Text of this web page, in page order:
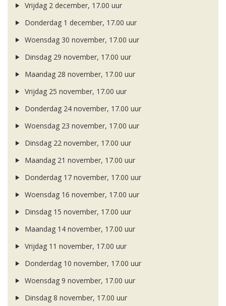
Vrijdag 2 december, 17.00 uur
Donderdag 1 december, 17.00 uur
Woensdag 30 november, 17.00 uur
Dinsdag 29 november, 17.00 uur
Maandag 28 november, 17.00 uur
Vrijdag 25 november, 17.00 uur
Donderdag 24 november, 17.00 uur
Woensdag 23 november, 17.00 uur
Dinsdag 22 november, 17.00 uur
Maandag 21 november, 17.00 uur
Donderdag 17 november, 17.00 uur
Woensdag 16 november, 17.00 uur
Dinsdag 15 november, 17.00 uur
Maandag 14 november, 17.00 uur
Vrijdag 11 november, 17.00 uur
Donderdag 10 november, 17.00 uur
Woensdag 9 november, 17.00 uur
Dinsdag 8 november, 17.00 uur